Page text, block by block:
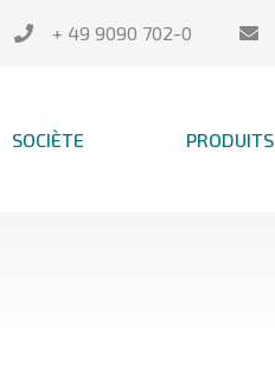
+ 49 9090 702-0
SOCIÈTE PRODUITS